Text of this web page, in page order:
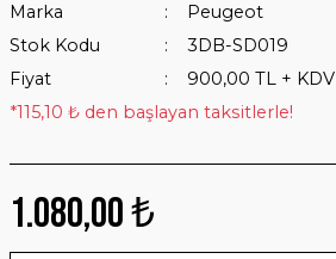
Marka
Peugeot
Stok Kodu
3DB-SD019
Fiyat
900,00 TL + KDV
*115,10 ₺ den başlayan taksitlerle!
1.080,00 ₺